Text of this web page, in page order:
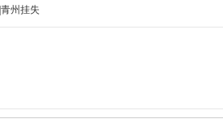
青州挂失